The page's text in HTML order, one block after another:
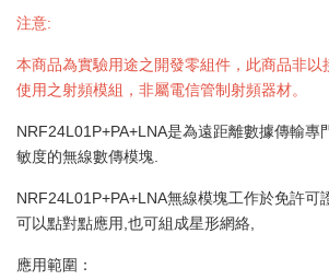
注意:
本商品為實驗用途之開發零組件，此商品非以
使用之射頻模組，非屬電信管制射頻器材。
NRF24L01P+PA+LNA是為遠距離數據傳輸專
敏度的無線數傳模塊.
NRF24L01P+PA+LNA無線模塊工作於免許可
可以點對點應用,也可組成星形網絡,
應用範圍：